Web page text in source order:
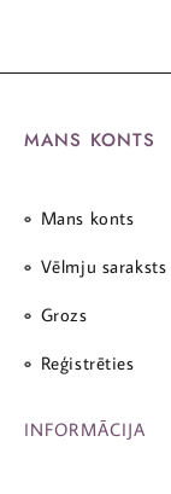
MANS KONTS
Mans konts
Vēlmju saraksts
Grozs
Reģistrēties
INFORMĀCIJA